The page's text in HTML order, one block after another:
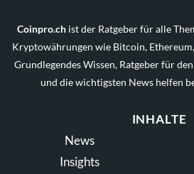
Coinpro.chist der Ratgeber für alle
Kryptowährungen wie Bitcoin,
Grundlegendes Wissen, Ratgeber für
und die wichtigsten News helfen
INHALTE
News
Insights